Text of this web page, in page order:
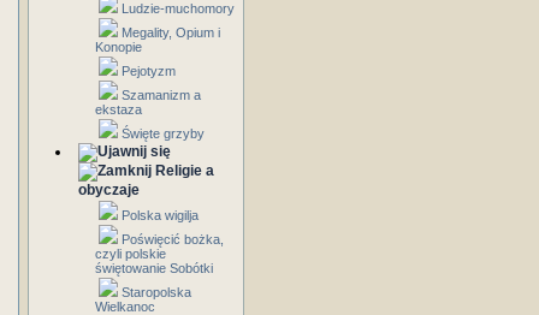
Ludzie-muchomory
Megality, Opium i
Konopie
Pejotyzm
Szamanizm a
ekstaza
Święte grzyby
Religie a
obyczaje
Polska wigilja
Poświęcić bożka,
czyli polskie
świętowanie Sobótki
Staropolska
Wielkanoc